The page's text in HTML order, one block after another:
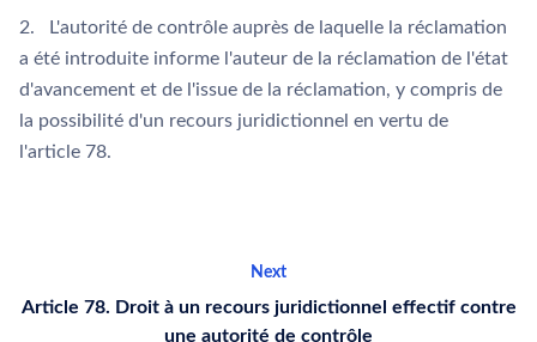
2. L'autorité de contrôle auprès de laquelle la réclamation
a été introduite informe l'auteur de la réclamation de l'état
d'avancement et de l'issue de la réclamation, y compris de
la possibilité d'un recours juridictionnel en vertu de
l'article 78.
Next
Article 78. Droit à un recours juridictionnel effectif contre
une autorité de contrôle